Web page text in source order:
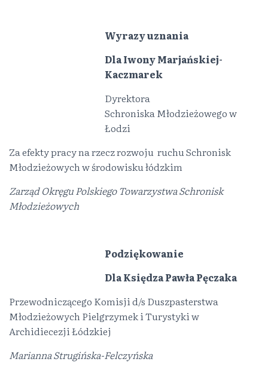
Wyrazy uznania
Dla Iwony Marjańskiej-
Kaczmarek
Dyrektora
Schroniska Młodzieżowego w
Łodzi
Za efekty pracy na rzecz rozwoju ruchu Schronisk
Młodzieżowych w środowisku łódzkim
Zarząd Okręgu Polskiego Towarzystwa Schronisk
Młodzieżowych
Podziękowanie
Dla Księdza Pawła Pęczaka
Przewodniczącego Komisji d/s Duszpasterstwa
Młodzieżowych Pielgrzymek i Turystyki w
Archidiecezji Łódzkiej
Marianna Strugińska-Felczyńska